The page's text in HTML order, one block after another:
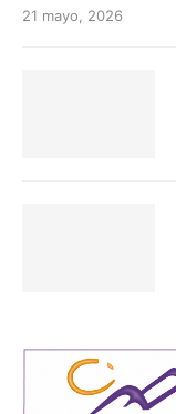
21 mayo, 2026